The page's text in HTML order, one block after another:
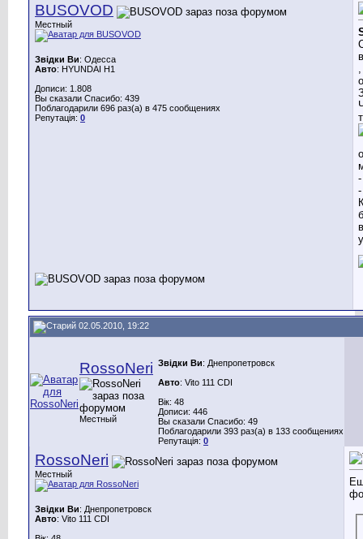
BUSOVOD
Местный
Звідки Ви: Одесса
Авто: HYUNDAI H1
Дописи: 1.808
Вы сказали Спасибо: 439
Поблагодарили 696 раз(а) в 475 сообщениях
Репутація: 0
02.05.2010, 19:22
RossoNeri
Местный
Звідки Ви: Днепропетровск
Авто: Vito 111 CDI
Вік: 48
Дописи: 446
Вы сказали Спасибо: 49
Поблагодарили 393 раз(а) в 133 сообщениях
Репутація: 0
RossoNeri
Местный
Звідки Ви: Днепропетровск
Авто: Vito 111 CDI